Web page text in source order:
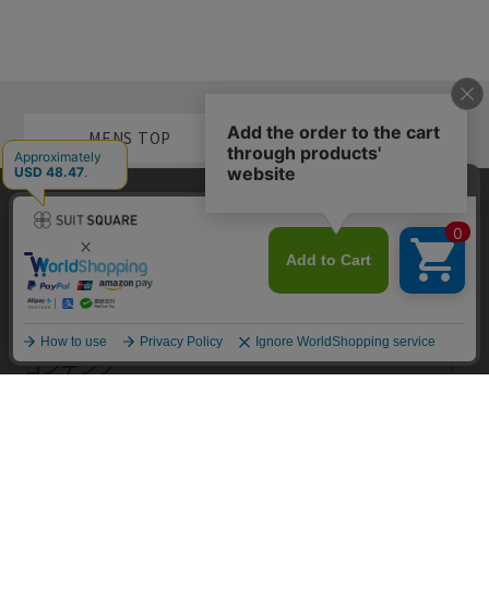
MENS TOP WOMEN TOP
メンズカテゴリ
レディースカテゴリ
コンテンツ
当サイトでは利用体験の向上およびコンテンツの最適な提供、トラフィ
ックの分析を目的としてCookieを使用しています。サイトの閲覧を継続
された場合、Cookieの利用に同意したものといたします。詳細について
はプライバシーポリシー をご確認ください。
同意して閉じる